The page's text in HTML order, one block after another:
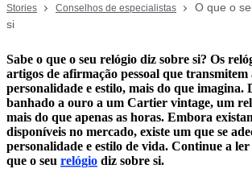
Stories Conselhos de especialistas
O que o
si
Sabe o que o seu relógio diz sobre si? Os
artigos de afirmação pessoal que transmitem
personalidade e estilo, mais do que imagina.
banhado a ouro a um Cartier vintage, um
mais do que apenas as horas. Embora
disponíveis no mercado, existe um que se
personalidade e estilo de vida. Continue a
que o seu relógio diz sobre si.